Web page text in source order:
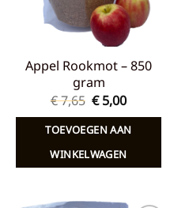
Appel Rookmot – 850
gram
€7,65 Oorspronkelijke
prijs
was:
€ 7,65.
€5,00Huidige
is:
€ 5,00.
TOEVOEGEN AAN
WINKELWAGEN